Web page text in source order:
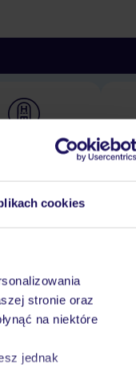
cookies
stronie oraz
na niektóre
jednak
w ponad 50
Ups,
Zobacz